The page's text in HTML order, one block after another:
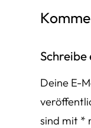
Deine E-
sind mit *